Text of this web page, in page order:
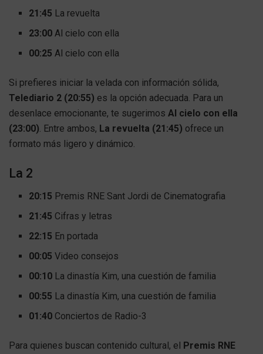
21:45 La revuelta
23:00 Al cielo con ella
00:25 Al cielo con ella
Si prefieres iniciar la velada con información sólida,
Telediario 2 (20:55) es la opción adecuada. Para un
desenlace emocionante, te sugerimos Al cielo con ella
(23:00). Entre ambos, La revuelta (21:45) ofrece un
formato más ligero y dinámico.
La 2
20:15 Premis RNE Sant Jordi de Cinematografia
21:45 Cifras y letras
22:15 En portada
00:05 Video consejos
00:10 La dinastía Kim, una cuestión de familia
00:55 La dinastía Kim, una cuestión de familia
01:40 Conciertos de Radio-3
Para quienes buscan contenido cultural, el Premis RNE